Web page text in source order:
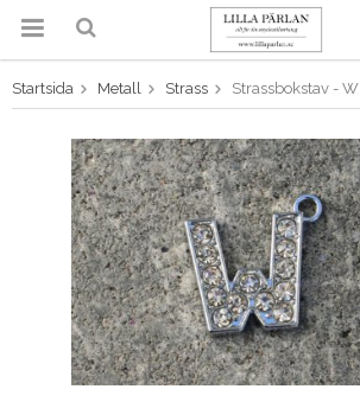
Produkten har blivit tillagd i
varukorgen
Startsida Metall Strass Strassbokstav - W